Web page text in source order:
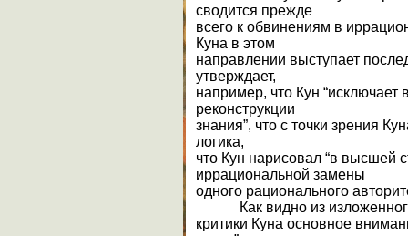
сводится прежде
всего к обвинениям в
Куна в этом
направлении выступает
утверждает,
например, что Кун
реконструкции
знания”, что с точки зрения
логика,
что Кун нарисовал “в высшей
иррациональной замены
одного рационального
Как видно из
критики Куна основное